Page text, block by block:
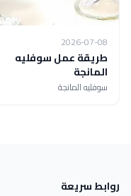
2026-07-08
طريقة عمل سوفليه
المانجة
سوفليه المانجة
روابط سريعة